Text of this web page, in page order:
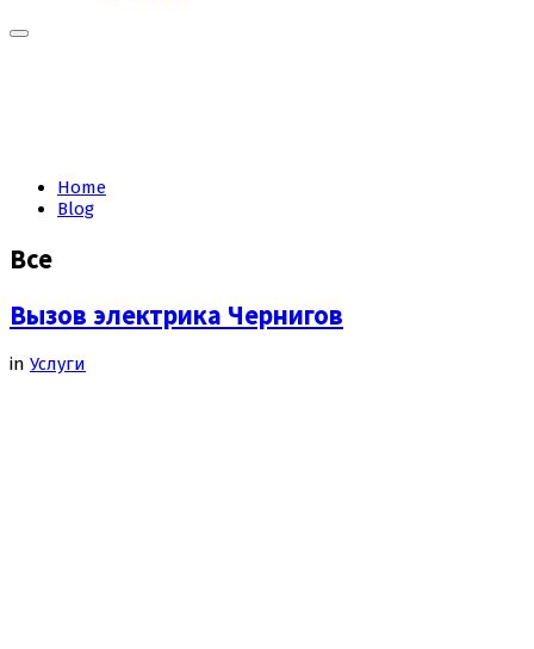
Home
Blog
Все
Вызов электрика Чернигов
in Услуги